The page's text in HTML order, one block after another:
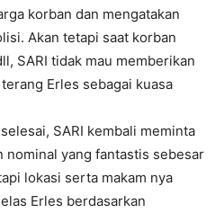
korban dan mengatakan
Akan tetapi saat korban
SARI tidak mau memberikan
Erles sebagai kuasa
SARI kembali meminta
nominal yang fantastis sebesar
lokasi serta makam nya
Erles berdasarkan